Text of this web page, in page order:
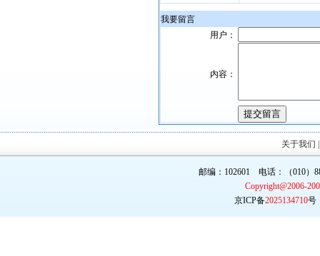
我要留言
用户：
内容：
关于我们
邮编：102601 电话：（010）
Copyright@2006-
京ICP备2025134710号